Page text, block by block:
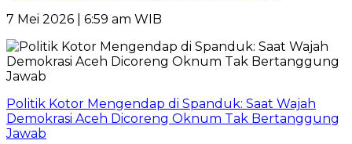
7 Mei 2026 | 6:59 am WIB
Politik Kotor Mengendap di Spanduk: Saat Wajah
Demokrasi Aceh Dicoreng Oknum Tak Bertanggung
Jawab